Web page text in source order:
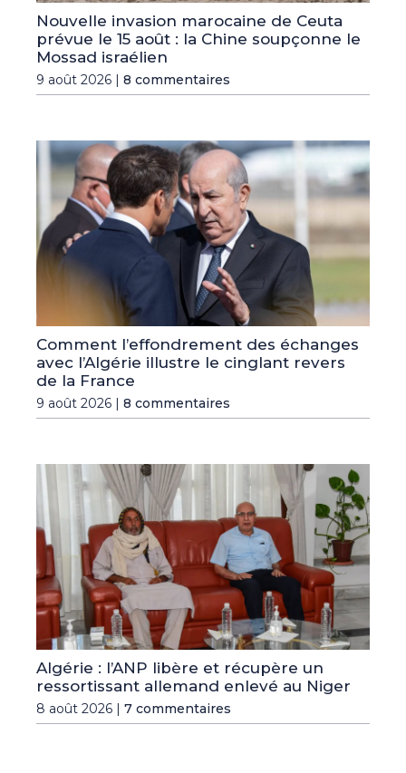
Nouvelle invasion marocaine de Ceuta
prévue le 15 août : la Chine soupçonne le
Mossad israélien
9 août 2026 | 8 commentaires
Comment l’effondrement des échanges
avec l’Algérie illustre le cinglant revers
de la France
9 août 2026 | 8 commentaires
Algérie : l’ANP libère et récupère un
ressortissant allemand enlevé au Niger
8 août 2026 | 7 commentaires